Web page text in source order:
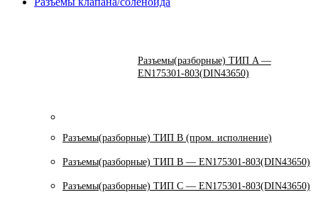
Разъемы(разборные) ТИП A —
EN175301-803(DIN43650)
Разъемы(разборные) ТИП В (пром. исполнение)
Разъемы(разборные) ТИП B — EN175301-803(DIN43650)
Разъемы(разборные) ТИП C — EN175301-803(DIN43650)